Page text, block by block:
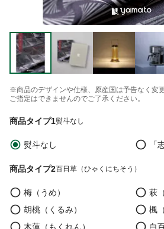
※商品のデザインや仕様、原産国は予告なく変
ご指定はできませんのでご了承ください。
商品タイプ1熨斗なし
熨斗なし 「
商品タイプ2百日草（ひゃくにちそう）
梅（うめ）
萩
胡桃（くるみ）
楓
木蓮（もくれん）
白